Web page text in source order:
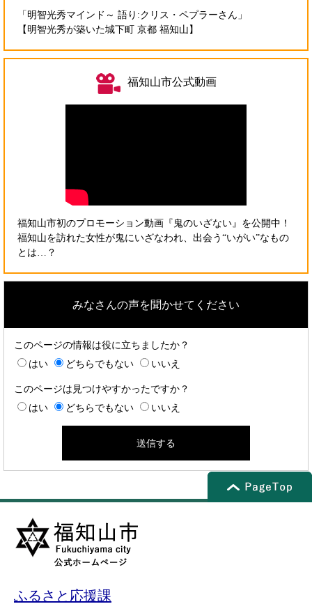
「明智光秀マインド～ 語り:クリス・ペプラーさん」
【明智光秀が築いた城下町 京都 福知山】
福知山市公式動画
福知山市初のプロモーション動画『鬼のいざない』を公開中！
福知山を訪れた女性が鬼にいざなわれ、出会う“いがい”なもの
とは…？
みなさんの声を聞かせてください
このページの情報は役に立ちましたか？
はい
どちらでもない いいえ
このページは見つけやすかったですか？
はい
どちらでもない いいえ
ふるさと応援課